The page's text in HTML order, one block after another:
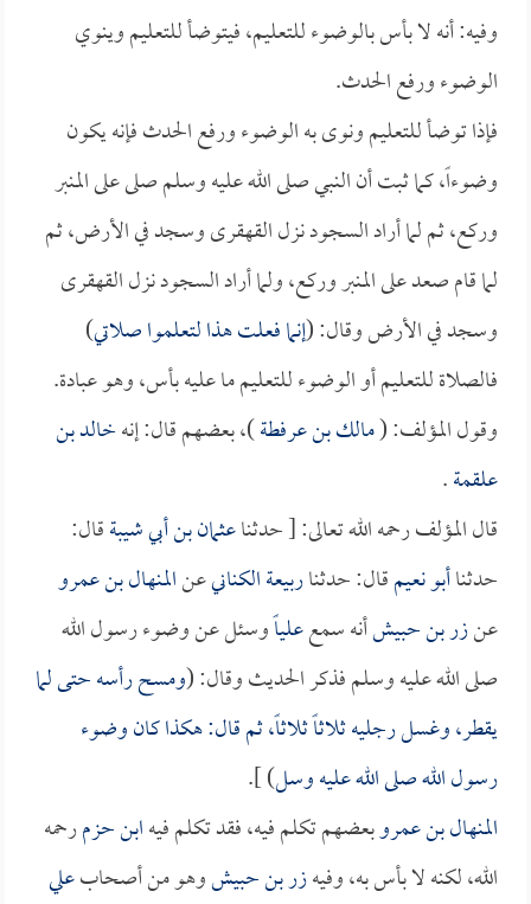
وفيه: أنه لا بأس بالوضوء للتعليم، فيتوضأ للتعليم وينوي
الوضوء ورفع الحدث.
فإذا توضأ للتعليم ونوى به الوضوء ورفع الحدث فإنه يكون
وضوءاً، كما ثبت أن النبي صلى الله عليه وسلم صلى على المنبر
وركع، ثم لما أراد السجود نزل القهقرى وسجد في الأرض، ثم
لما قام صعد على المنبر وركع، ولما أراد السجود نزل القهقرى
وسجد في الأرض وقال: (إنما فعلت هذا لتعلموا صلاتي)
فالصلاة للتعليم أو الوضوء للتعليم ما عليه بأس، وهو عبادة.
وقول المؤلف: (مالك بن عرفطة)، بعضهم قال: إنهخالد بن
علقمة.
قال المؤلف رحمه الله تعالى: [ حدثناعثمان بن أبي شيبةقال:
حدثناأبو نعيمقال: حدثناربيعة الكنانيعنالمنهال بن عمرو
عنزر بن حبيشأنه سمععلياًوسئل عن وضوء رسول الله
صلى الله عليه وسلم فذكر الحديث وقال: (ومسح رأسه حتى لما
يقطر، وغسل رجليه ثلاثاً ثلاثاً، ثم قال: هكذا كان وضوء
رسول الله صلى الله عليه وسل) ].
المنهال بن عمروبعضهم تكلم فيه، فقد تكلم فيهابن حزمرحمه
الله، لكنه لا بأس به، وفيهزر بن حبيشوهو من أصحابعلي